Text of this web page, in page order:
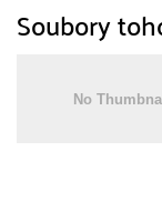
Soubory